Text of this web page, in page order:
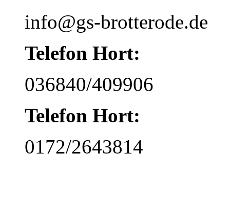
info@gs-brotterode.de
Telefon Hort:
036840/409906
Telefon Hort:
0172/2643814